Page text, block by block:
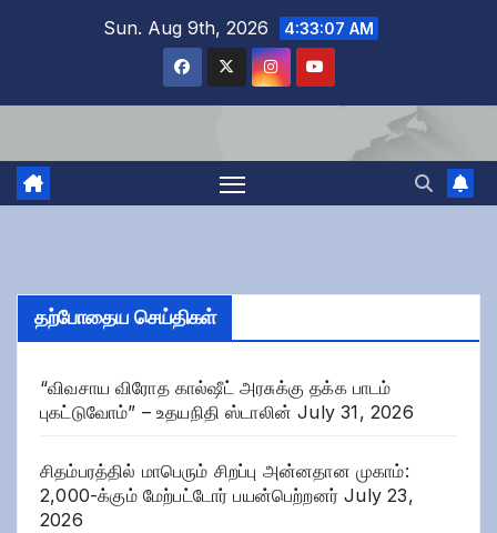
Sun. Aug 9th, 2026 4:33:08 AM
தற்போதைய செய்திகள்
“விவசாய விரோத கால்ஷீட் அரசுக்கு தக்க பாடம்
புகட்டுவோம்” – உதயநிதி ஸ்டாலின் July 31, 2026
சிதம்பரத்தில் மாபெரும் சிறப்பு அன்னதான முகாம்:
2,000-க்கும் மேற்பட்டோர் பயன்பெற்றனர் July 23,
2026